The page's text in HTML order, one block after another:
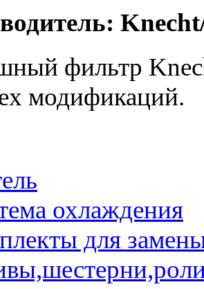
фильтр
модификаций.
охлаждения
для